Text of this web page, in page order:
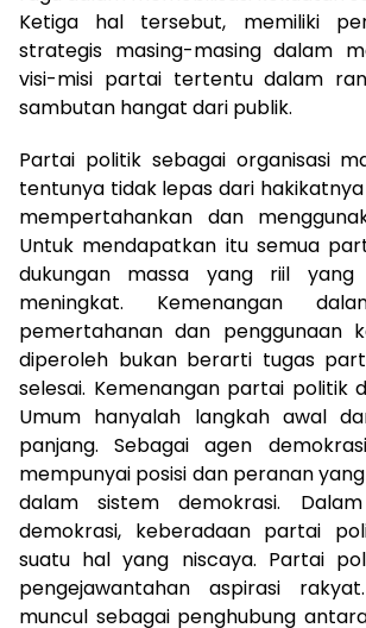
Ketiga hal tersebut, memiliki
strategis masing-masing dalam
visi-misi partai tertentu dalam
sambutan hangat dari publik.
Partai politik sebagai organisasi
tentunya tidak lepas dari
mempertahankan dan
Untuk mendapatkan itu semua
dukungan massa yang riil yang
meningkat. Kemenangan
pemertahanan dan penggunaan
diperoleh bukan berarti tugas
selesai. Kemenangan partai politik
Umum hanyalah langkah awal
panjang. Sebagai agen
mempunyai posisi dan peranan
dalam sistem demokrasi.
demokrasi, keberadaan partai
suatu hal yang niscaya. Partai
pengejawantahan aspirasi
muncul sebagai penghubung